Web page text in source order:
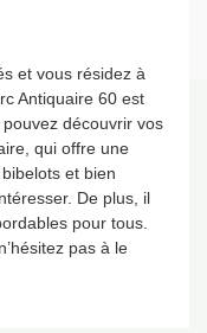
et vous résidez à
Antiquaire 60 est
découvrir vos
qui offre une
et bien
De plus, il
pour tous.
pas à le